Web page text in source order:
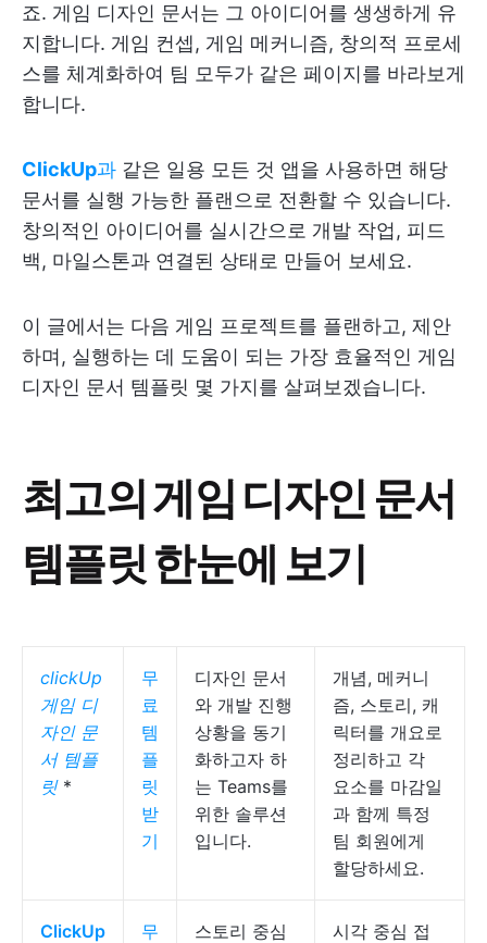
죠. 게임 디자인 문서는 그 아이디어를 생생하게 유
지합니다. 게임 컨셉, 게임 메커니즘, 창의적 프로세
스를 체계화하여 팀 모두가 같은 페이지를 바라보게
합니다.
ClickUp과 같은 일용 모든 것 앱을 사용하면 해당
문서를 실행 가능한 플랜으로 전환할 수 있습니다.
창의적인 아이디어를 실시간으로 개발 작업, 피드
백, 마일스톤과 연결된 상태로 만들어 보세요.
이 글에서는 다음 게임 프로젝트를 플랜하고, 제안
하며, 실행하는 데 도움이 되는 가장 효율적인 게임
디자인 문서 템플릿 몇 가지를 살펴보겠습니다.
최고의 게임 디자인 문서
템플릿 한눈에 보기
clickUp
게임 디
자인 문
서 템플
릿 *
무
료
템
플
릿
받
기
디자인 문서
와 개발 진행
상황을 동기
화하고자 하
는 Teams를
위한 솔루션
입니다.
개념, 메커니
즘, 스토리, 캐
릭터를 개요로
정리하고 각
요소를 마감일
과 함께 특정
팀 회원에게
할당하세요.
ClickUp
무
스토리 중심
시각 중심 접